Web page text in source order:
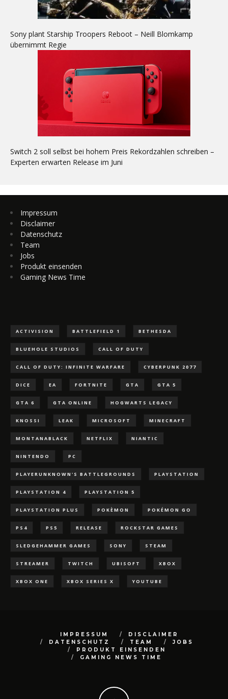
Sony plant Starship Troopers Reboot – Neill Blomkamp
übernimmt Regie
Switch 2 soll selbst bei hohem Preis Rekordzahlen schreiben –
Experten erwarten Release im Juni
Impressum
Disclaimer
Datenschutz
Team
Jobs
Produkt einsenden
Gaming News Time
ACTIVISION BATTLEFIELD 1 BETHESDA
BLUEHOLE STUDIOS CALL OF DUTY
CALL OF DUTY: INFINITE WARFARE CYBERPUNK 2077
DICE EA FORTNITE GTA GTA 5
GTA 6 GTA ONLINE HOGWARTS LEGACY
KNOSSI LEAK MICROSOFT MINECRAFT
MONTANABLACK NETFLIX NIANTIC
NINTENDO PC
PLAYERUNKNOWN'S BATTLEGROUNDS PLAYSTATION
PLAYSTATION 4 PLAYSTATION 5
PLAYSTATION PLUS POKÈMON POKÉMON GO
PS4 PS5 RELEASE ROCKSTAR GAMES
SLEDGEHAMMER GAMES SONY STEAM
STREAMER TWITCH UBISOFT XBOX
XBOX ONE XBOX SERIES X YOUTUBE
IMPRESSUM
DISCLAIMER
DATENSCHUTZ
TEAM
JOBS
PRODUKT EINSENDEN
GAMING NEWS TIME